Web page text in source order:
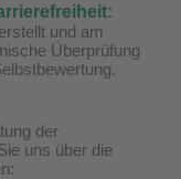
und am
Überprüfung
der
uns über die